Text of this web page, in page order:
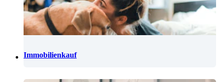
Immobilienkauf